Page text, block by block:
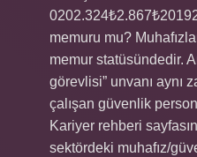
memuru mu?
memur statüsündedir.
görevlisi” unvanı aynı
çalışan güvenlik
Kariyer rehberi
sektördeki muhafız/